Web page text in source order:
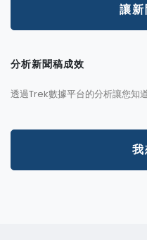
讓
分析新聞稿成效
透過Trek數據平台的分析讓您知